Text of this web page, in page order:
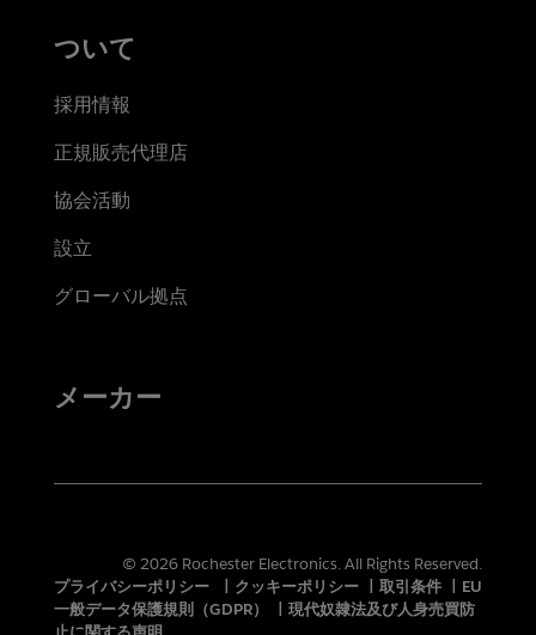
ついて
採用情報
正規販売代理店
協会活動
設立
グローバル拠点
メーカー
© 2026 Rochester Electronics. All Rights Reserved.
プライバシーポリシー
クッキーポリシー 取引条件
EU
一般データ保護規則（GDPR）
現代奴隷法及び人身売買防